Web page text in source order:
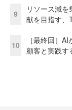
9
リソース減
献を目指す、
10
［最終回］
顧客と実践す